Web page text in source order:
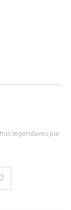
légendaires pur